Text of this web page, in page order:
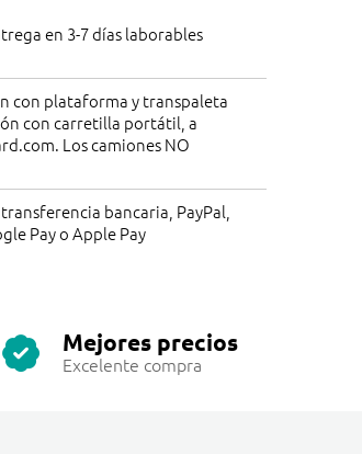
en 3-7 días laborables
con plataforma y transpaleta
con carretilla portátil, a
Los camiones NO
bancaria, PayPal,
Pay o Apple Pay
Mejores precios
Excelente compra